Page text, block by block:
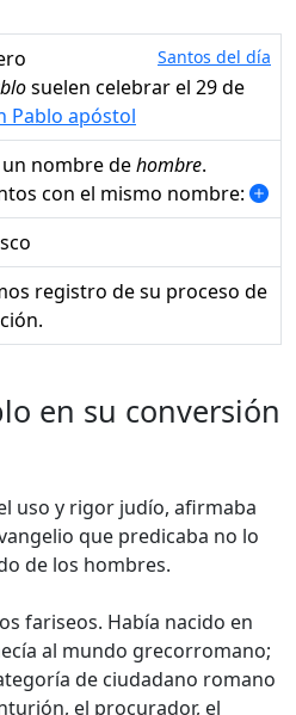
Santos del día
suelen celebrar el 29 de
Pablo apóstol
nombre dehombre.
con el mismo nombre:
registro de su proceso de
en su conversión
uso y rigor judío, afirmaba
que predicaba no lo
de los hombres.
fariseos. Había nacido en
al mundo grecorromano;
de ciudadano romano
el procurador, el